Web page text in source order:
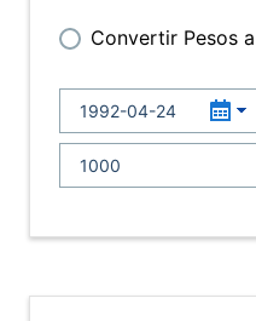
Convertir Pesos